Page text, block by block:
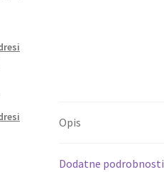
Opis
Dodatne podrobnosti